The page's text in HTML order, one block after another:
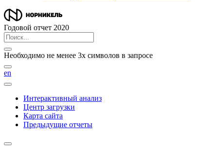
Годовой отчет 2020
Необходимо не менее 3х символов в запросе
en
Интерактивный анализ
Центр загрузки
Карта сайта
Предыдущие отчеты